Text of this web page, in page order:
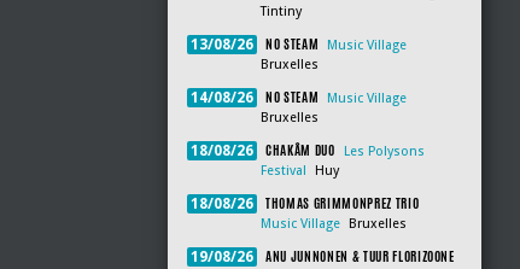
Tintiny
13/08/26 NO STEAM
Music Village
Bruxelles
14/08/26 NO STEAM
Music Village
Bruxelles
18/08/26 CHAKÂM DUO
Les Polysons
Festival
Huy
18/08/26 THOMAS GRIMMONPREZ TRIO
Music Village Bruxelles
19/08/26
ANU JUNNONEN & TUUR FLORIZOONE